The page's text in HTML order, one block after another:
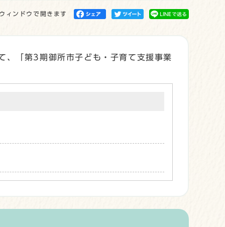
ィンドウで開きます
、「第3期御所市子ども・子育て支援事業